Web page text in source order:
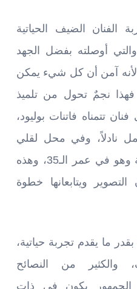
الفنان الضيف الحياتية
أوصلته بفضل الجهد
لأنه آمن أن كل شيء يمكن
نجمٌ تحول من تلميذ
تتمناه فاتنات بوليود،
نادلاً، وفي محل لقلي
البطاطا حتى جاءته الفرصة وهو في عمر الـ35، وهذه
ويتابعانها خطوة
بقدر ما يقدم تجربة حياتية،
والكثير من النصائح
الجمهور يكون في ذات